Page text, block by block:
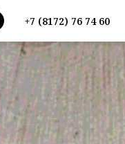
+7 (8172) 76 74 60